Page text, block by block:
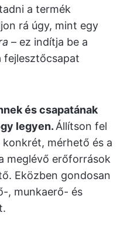
a termék
rá úgy, mint egy
– ez indítja be a
és csapatának
legyen.Állítson fel
mérhető és a
meglévő erőforrások
Eközben gondosan
, munkaerő- és